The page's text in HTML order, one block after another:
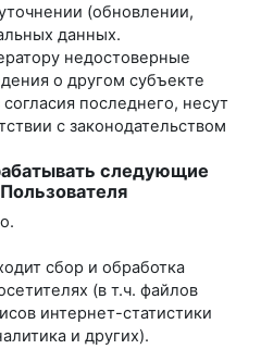
(обновлении,
данных.
недостоверные
о другом субъекте
последнего, несут
с законодательством
следующие
сбор и обработка
(в т.ч. файлов
интернет-статистики
и других).